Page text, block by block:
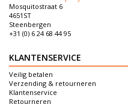
Mosquitostraat 6
4651ST
Steenbergen
+31 (0) 6 24 68 44 95
KLANTENSERVICE
Veilig betalen
Verzending & retourneren
Klantenservice
Retourneren